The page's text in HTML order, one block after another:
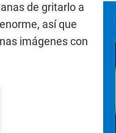
de gritarlo a
así que
imágenes con